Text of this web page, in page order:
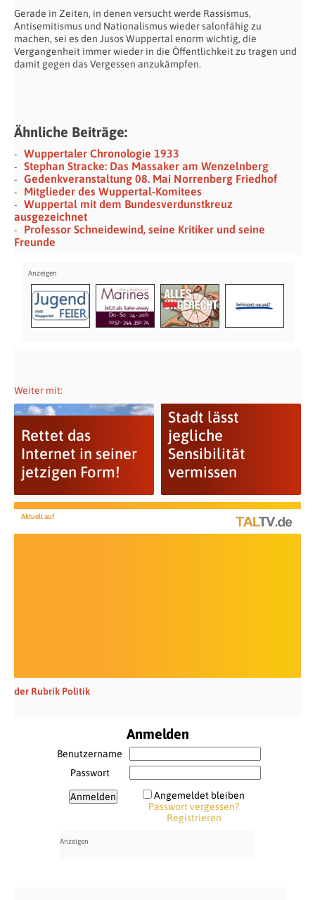
Gerade in Zeiten, in denen versucht werde Rassismus,
Antisemitismus und Nationalismus wieder salonfähig zu
machen, sei es den Jusos Wuppertal enorm wichtig, die
Vergangenheit immer wieder in die Öffentlichkeit zu tragen und
damit gegen das Vergessen anzukämpfen.
Ähnliche Beiträge:
Wuppertaler Chronologie 1933
Stephan Stracke: Das Massaker am Wenzelnberg
Gedenkveranstaltung 08. Mai Norrenberg Friedhof
Mitglieder des Wuppertal-Komitees
Wuppertal mit dem Bundesverdunstkreuz
ausgezeichnet
Professor Schneidewind, seine Kritiker und seine
Freunde
Weiter mit:
Rettet das
Internet in seiner
jetzigen Form!
Stadt lässt
jegliche
Sensibilität
vermissen
Aktuell auf
der Rubrik Politik
Anmelden
Benutzername
Passwort
Angemeldet bleiben
Passwort vergessen?
Registrieren